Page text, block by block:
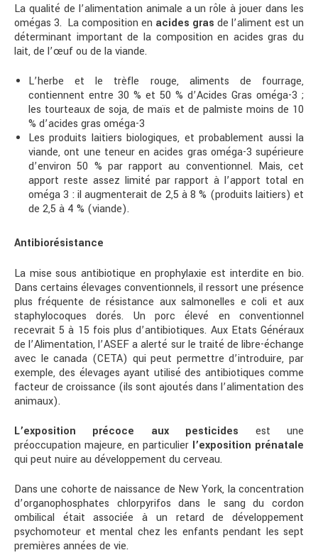
La qualité de l’alimentation animale a un rôle à jouer dans les
omégas 3. La composition en acides gras de l’aliment est un
déterminant important de la composition en acides gras du
lait, de l’œuf ou de la viande.
L’herbe et le trèfle rouge, aliments de fourrage,
contiennent entre 30 % et 50 % d’Acides Gras oméga-3 ;
les tourteaux de soja, de maïs et de palmiste moins de 10
% d’acides gras oméga-3
Les produits laitiers biologiques, et probablement aussi la
viande, ont une teneur en acides gras oméga-3 supérieure
d’environ 50 % par rapport au conventionnel. Mais, cet
apport reste assez limité par rapport à l’apport total en
oméga 3 : il augmenterait de 2,5 à 8 % (produits laitiers) et
de 2,5 à 4 % (viande).
Antibiorésistance
La mise sous antibiotique en prophylaxie est interdite en bio.
Dans certains élevages conventionnels, il ressort une présence
plus fréquente de résistance aux salmonelles e coli et aux
staphylocoques dorés. Un porc élevé en conventionnel
recevrait 5 à 15 fois plus d’antibiotiques. Aux Etats Généraux
de l’Alimentation, l’ASEF a alerté sur le traité de libre-échange
avec le canada (CETA) qui peut permettre d’introduire, par
exemple, des élevages ayant utilisé des antibiotiques comme
facteur de croissance (ils sont ajoutés dans l’alimentation des
animaux).
L’exposition précoce aux pesticides est une
préoccupation majeure, en particulier l’exposition prénatale
qui peut nuire au développement du cerveau.
Dans une cohorte de naissance de New York, la concentration
d’organophosphates chlorpyrifos dans le sang du cordon
ombilical était associée à un retard de développement
psychomoteur et mental chez les enfants pendant les sept
premières années de vie.